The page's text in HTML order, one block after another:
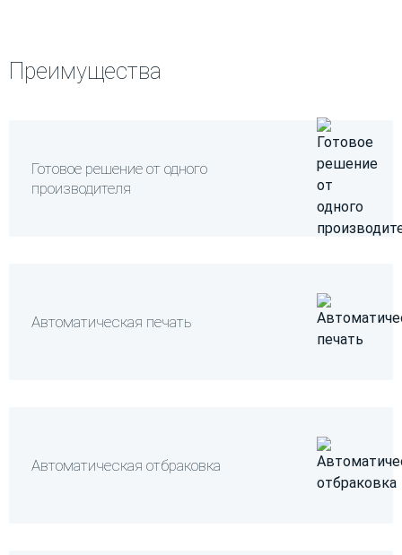
Мы предлагаем системы маркировки для любых
высокоскоростной автоматизированной фасовки.
Программные решения "Трекмарк" 1-го, 2-го и 3-го уровня
управляют всеми операциями маркировки.
Преимущества
Готовое решение от одного
производителя
Автоматическая печать
Автоматическая отбраковка